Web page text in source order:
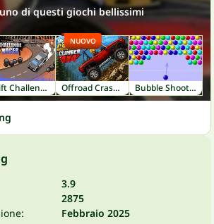
di questi giochi bellissimi
Drift Challenge Turbo Racer Offroad Crash Climber 4X4
NUOVO
Bubble Shooter
3.9
2875
Febbraio 2025